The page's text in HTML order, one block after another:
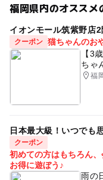
予約/応募
予約不要
福岡県内のオススメ
イオンモール筑紫野店
クーポン 猫ちゃんのお
【3
ちゃ
福
日本最大級！いつでも
クーポン
初めての方はもちろん
お得に遊ぼう♪
雨の